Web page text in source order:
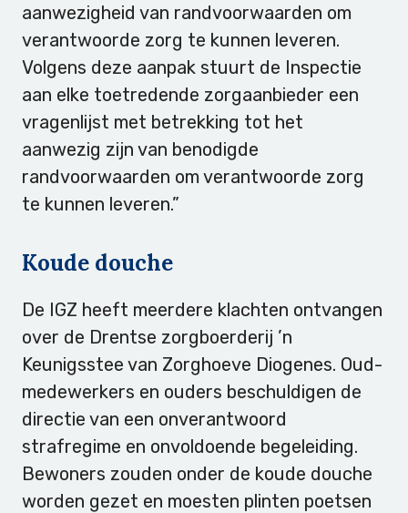
aanwezigheid van randvoorwaarden om
verantwoorde zorg te kunnen leveren.
Volgens deze aanpak stuurt de Inspectie
aan elke toetredende zorgaanbieder een
vragenlijst met betrekking tot het
aanwezig zijn van benodigde
randvoorwaarden om verantwoorde zorg
te kunnen leveren.”
Koude douche
De IGZ heeft meerdere klachten ontvangen
over de Drentse zorgboerderij ’n
Keunigsstee van Zorghoeve Diogenes. Oud-
medewerkers en ouders beschuldigen de
directie van een onverantwoord
strafregime en onvoldoende begeleiding.
Bewoners zouden onder de koude douche
worden gezet en moesten plinten poetsen